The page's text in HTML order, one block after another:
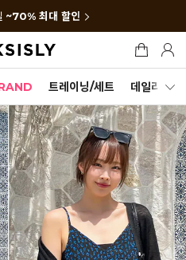
~70% 최대 할인
트레이닝/세트 데일리세트